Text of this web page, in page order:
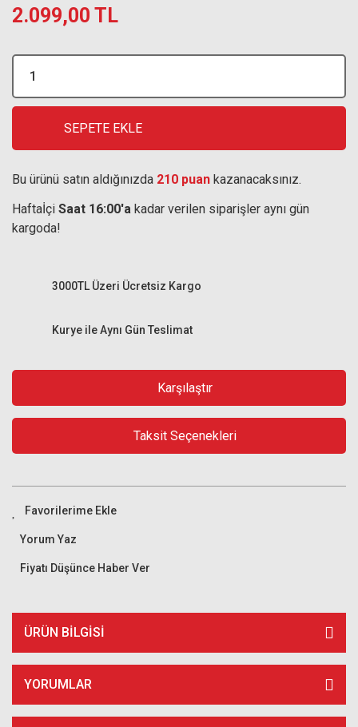
2.099,00 TL
SEPETE EKLE
Bu ürünü satın aldığınızda 210 puan kazanacaksınız.
Haftaİçi Saat 16:00'a kadar verilen siparişler aynı gün
kargoda!
Kurye ile Aynı Gün Teslimat
3000TL Üzeri Ücretsiz Kargo
Karşılaştır
Taksit Seçenekleri
Yorum Yaz
Fiyatı Düşünce Haber Ver
ÜRÜN BILGISI
YORUMLAR